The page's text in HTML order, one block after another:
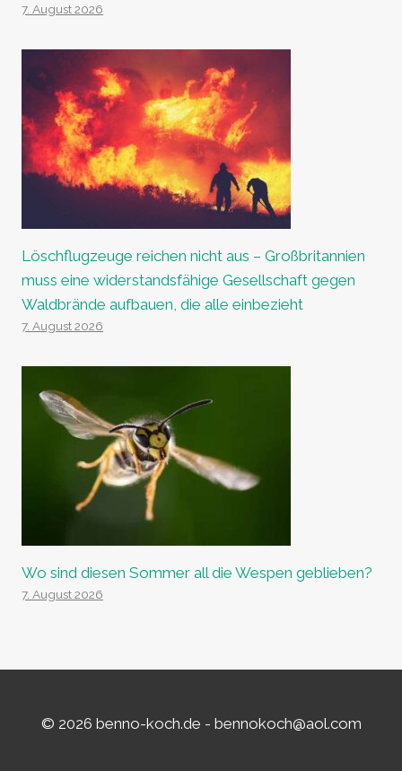
7. August 2026
Löschflugzeuge reichen nicht aus – Großbritannien
muss eine widerstandsfähige Gesellschaft gegen
Waldbrände aufbauen, die alle einbezieht
7. August 2026
Wo sind diesen Sommer all die Wespen geblieben?
7. August 2026
© 2026 benno-koch.de - bennokoch@aol.com